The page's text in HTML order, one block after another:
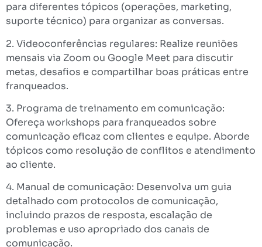
para diferentes tópicos (operações, marketing,
suporte técnico) para organizar as conversas.
2. Videoconferências regulares: Realize reuniões
mensais via Zoom ou Google Meet para discutir
metas, desafios e compartilhar boas práticas entre
franqueados.
3. Programa de treinamento em comunicação:
Ofereça workshops para franqueados sobre
comunicação eficaz com clientes e equipe. Aborde
tópicos como resolução de conflitos e atendimento
ao cliente.
4. Manual de comunicação: Desenvolva um guia
detalhado com protocolos de comunicação,
incluindo prazos de resposta, escalação de
problemas e uso apropriado dos canais de
comunicação.